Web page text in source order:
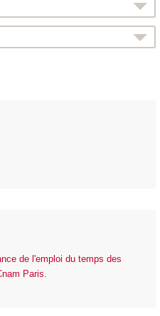
de l'emploi du temps des
Paris.